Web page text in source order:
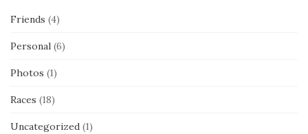
Friends (4)
Personal (6)
Photos (1)
Races (18)
Uncategorized (1)